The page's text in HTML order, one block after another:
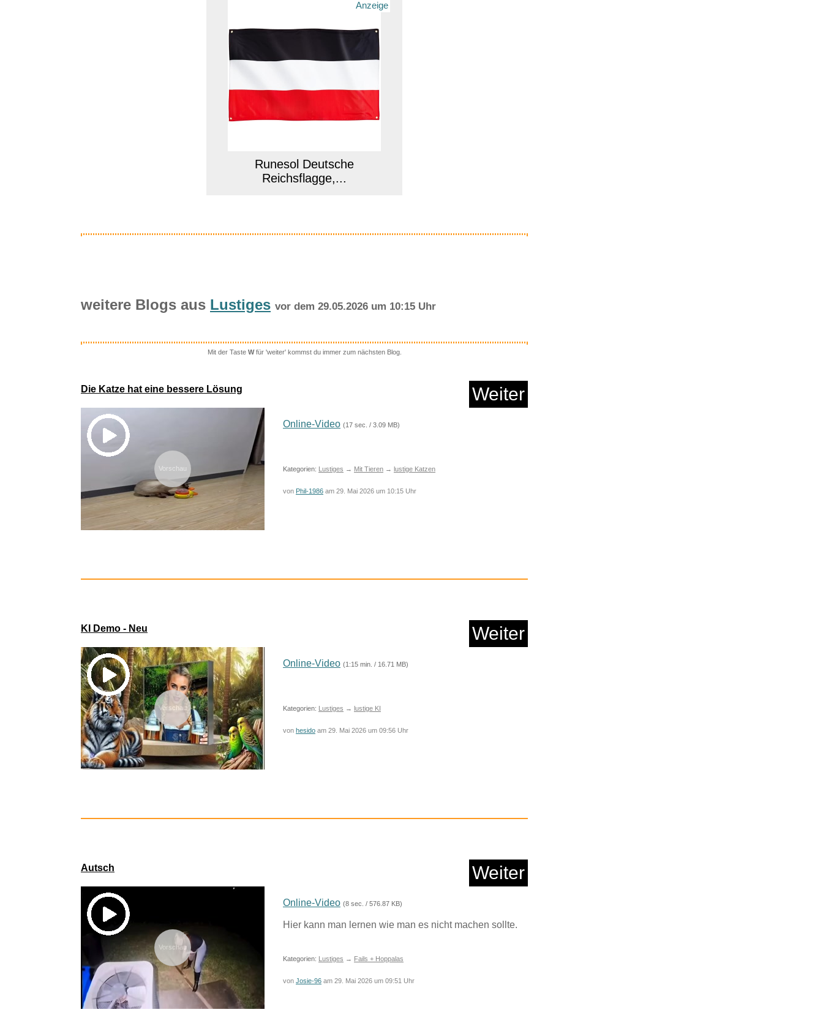
Anzeige
Runesol Deutsche
Reichsflagge,...
Anzeige
Flatland: A Journey of Many Di...
Star Wars: The Clone Wars
weitere Blogs aus Lustiges vor dem 29.05.2026 um 10:15 Uhr
Mit der Taste Wfür 'weiter' kommst du immer zum nächsten Blog.
Die Katze hat eine bessere Lösung Weiter
Vorschau
Online-Video (17 sec. / 3.09 MB)
Kategorien: Lustiges → Mit Tieren → lustige Katzen
von Phil-1986 am 29. Mai 2026 um 10:15 Uhr
KI Demo - Neu Weiter
Vorschau
Online-Video (1:15 min. / 16.71 MB)
Kategorien: Lustiges → lustige KI
von hesido am 29. Mai 2026 um 09:56 Uhr
Autsch Weiter
Vorschau
Online-Video (8 sec. / 576.87 KB)
Hier kann man lernen wie man es nicht machen sollte.
Kategorien: Lustiges → Fails + Hoppalas
von Josie-96 am 29. Mai 2026 um 09:51 Uhr